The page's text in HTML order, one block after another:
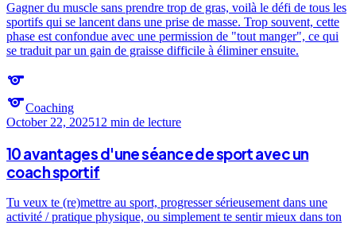
Gagner du muscle sans prendre trop de gras, voilà le défi de tous les
sportifs qui se lancent dans une prise de masse. Trop souvent, cette
phase est confondue avec une permission de "tout manger", ce qui
se traduit par un gain de graisse difficile à éliminer ensuite.
sports
sportsCoaching
October 22, 202512 min de lecture
10 avantages d'une séance de sport avec un
coach sportif
Tu veux te (re)mettre au sport, progresser sérieusement dans une
activité / pratique physique, ou simplement te sentir mieux dans ton